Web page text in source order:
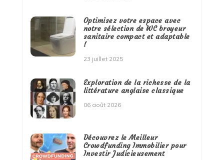
Optimisez votre espace avec
notre sélection de WC broyeur
sanitaire compact et adaptable
!
23 juillet 2025
Exploration de la richesse de la
littérature anglaise classique
06 août 2026
Découvrez le Meilleur
Crowdfunding Immobilier pour
Investir Judicieusement